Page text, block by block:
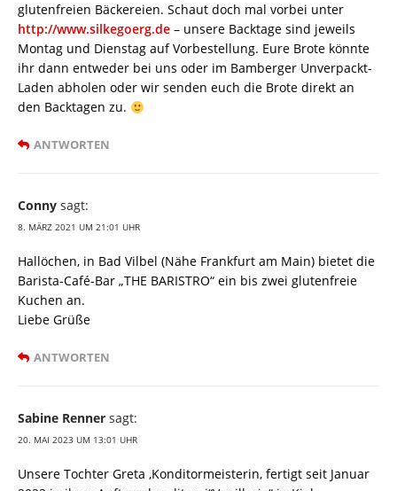
glutenfreien Bäckereien. Schaut doch mal vorbei unter
http://www.silkegoerg.de – unsere Backtage sind jeweils
Montag und Dienstag auf Vorbestellung. Eure Brote könnte
ihr dann entweder bei uns oder im Bamberger Unverpackt-
Laden abholen oder wir senden euch die Brote direkt an
den Backtagen zu.
ANTWORTEN
Conny sagt:
8. MÄRZ 2021 UM 21:01 UHR
Hallöchen, in Bad Vilbel (Nähe Frankfurt am Main) bietet die
Barista-Café-Bar „THE BARISTRO“ ein bis zwei glutenfreie
Kuchen an.
Liebe Grüße
ANTWORTEN
Sabine Renner sagt:
20. MAI 2023 UM 13:01 UHR
Unsere Tochter Greta ,Konditormeisterin, fertigt seit Januar